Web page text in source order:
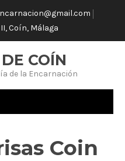
Coín, Málaga
COÍN
de la Encarnación
Coin